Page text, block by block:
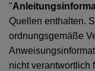
"
Quellen enthalten.
ordnungsgemäße
nicht verantwortlich